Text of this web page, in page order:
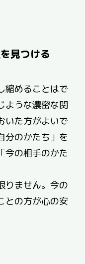
見つける
縮めることはで
ような濃密な関
いた方がよいで
分のかたち」を
今の相手のかた
りません。今の
との方が心の安